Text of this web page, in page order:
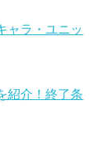
ャラ・ユニッ
紹介！終了条